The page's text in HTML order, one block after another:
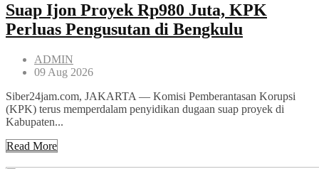
Suap Ijon Proyek Rp980 Juta, KPK
Perluas Pengusutan di Bengkulu
ADMIN
09 Aug 2026
Siber24jam.com, JAKARTA — Komisi Pemberantasan Korupsi
(KPK) terus memperdalam penyidikan dugaan suap proyek di
Kabupaten...
Read More